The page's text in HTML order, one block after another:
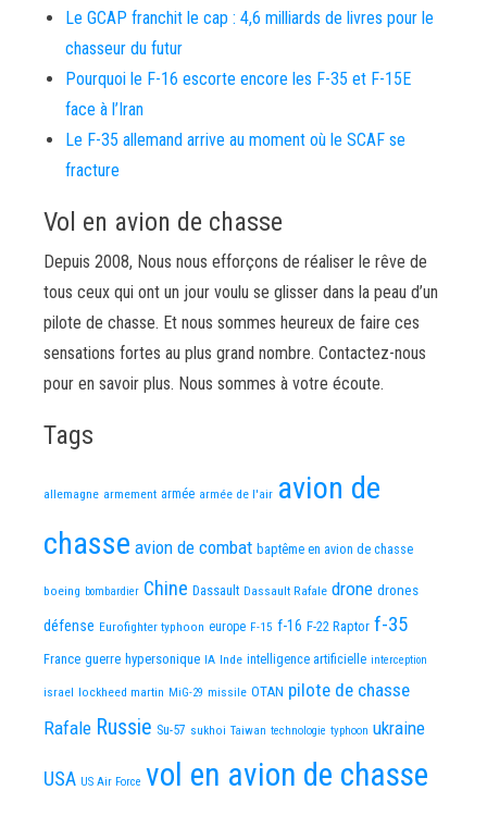
Le GCAP franchit le cap : 4,6 milliards de livres pour le
chasseur du futur
Pourquoi le F-16 escorte encore les F-35 et F-15E
face à l’Iran
Le F-35 allemand arrive au moment où le SCAF se
fracture
Vol en avion de chasse
Depuis 2008, Nous nous efforçons de réaliser le rêve de
tous ceux qui ont un jour voulu se glisser dans la peau d’un
pilote de chasse. Et nous sommes heureux de faire ces
sensations fortes au plus grand nombre. Contactez-nous
pour en savoir plus. Nous sommes à votre écoute.
Tags
allemagne armement armée armée de l'air avion de
chasse avion de combat baptême en avion de chasse
boeing bombardier Chine Dassault Dassault Rafale drone drones
défense Eurofighter typhoon europe F-15 f-16 F-22 Raptor f-35
France guerre hypersonique IA Inde intelligence artificielle interception
israel lockheed martin MiG-29 missile OTAN pilote de chasse
Rafale Russie Su-57 sukhoi Taiwan technologie typhoon ukraine
USA US Air Force vol en avion de chasse